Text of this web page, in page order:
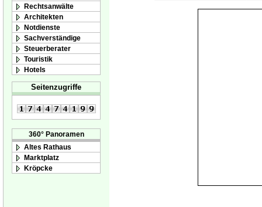
Rechtsanwälte
Architekten
Notdienste
Sachverständige
Steuerberater
Touristik
Hotels
Seitenzugriffe
360° Panoramen
Altes Rathaus
Marktplatz
Kröpcke